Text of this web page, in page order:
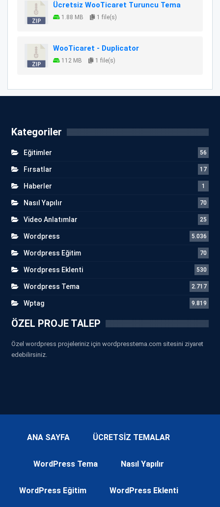
Ücretsiz WooTicaret Turuncu Tema
1.88 MB 1 file(s)
WooTicaret - Duplicator
112 MB 1 file(s)
Kategoriler
Eğitimler 56
Fırsatlar 17
Haberler 1
Nasıl Yapılır 70
Video Anlatımlar 25
Wordpress 5.036
Wordpress Eğitim 70
Wordpress Eklenti 530
Wordpress Tema 2.717
Wptag 9.819
ÖZEL PROJE TALEP
Özel wordpress projeleriniz için wordpresstema.com sitesini ziyaret
edebilirsiniz.
ANA SAYFA ÜCRETSİZ TEMALAR
WordPress Tema Nasıl Yapılır
WordPress Eğitim WordPress Eklenti